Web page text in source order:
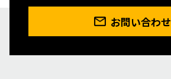
お問い合わせ